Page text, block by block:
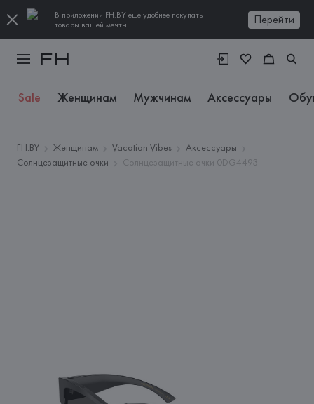
В приложении FH.BY еще удобнее покупать
товары вашей мечты
Перейти
Sale Женщинам Мужчинам Аксессуары
FH.BY Женщинам Vacation Vibes
Аксессуары
Солнцезащитные очки
Солнцезащитные очки 0DG4493